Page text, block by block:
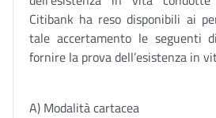
Citibank ha reso disponibili ai
tale accertamento le seguenti
fornire la prova dell’esistenza in
A) Modalità cartacea